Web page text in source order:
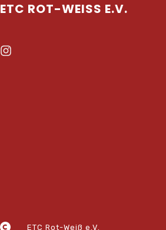
ETC ROT-WEISS E.V.
ETC Rot-Weiß e.V.